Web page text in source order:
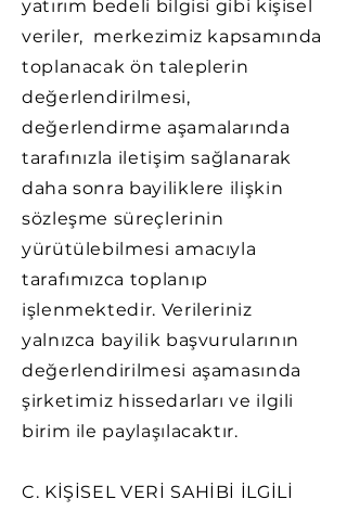
yatırım bedeli bilgisi gibi kişisel
veriler, merkezimiz kapsamında
toplanacak ön taleplerin
değerlendirilmesi,
değerlendirme aşamalarında
tarafınızla iletişim sağlanarak
daha sonra bayiliklere ilişkin
sözleşme süreçlerinin
yürütülebilmesi amacıyla
tarafımızca toplanıp
işlenmektedir. Verileriniz
yalnızca bayilik başvurularının
değerlendirilmesi aşamasında
şirketimiz hissedarları ve ilgili
birim ile paylaşılacaktır.
C. KİŞİSEL VERİ SAHİBİ İLGİLİ